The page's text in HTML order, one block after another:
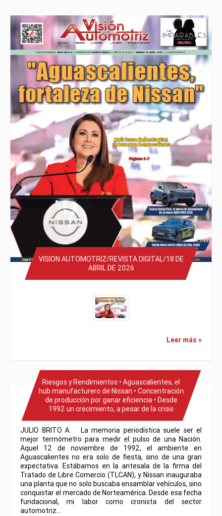
VISION AUTOMOTRIZ/REVISTA DIGITAL/18 DE
ABRIL DE 2026
Leer más »
Riesgos y Rendimientos • Aguascalientes, el
hub manufacturero de Nissan • Concentración
de producción por ganar eficiencia • Desde
1992 un crecimiento, a pesar de la crisis
JULIO BRITO A. La memoria periodística suele ser el
mejor termómetro para medir el pulso de una Nación.
Aquel 12 de noviembre de 1992, el ambiente en
Aguascalientes no era solo de fiesta, sino de una gran
expectativa. Estábamos en la antesala de la firma del
Tratado de Libre Comercio (TLCAN), y Nissan inauguraba
una planta que no solo buscaba ensamblar vehículos, sino
conquistar el mercado de Norteamérica. Desde esa fecha
fundacional, mi labor como cronista del sector
automotriz…